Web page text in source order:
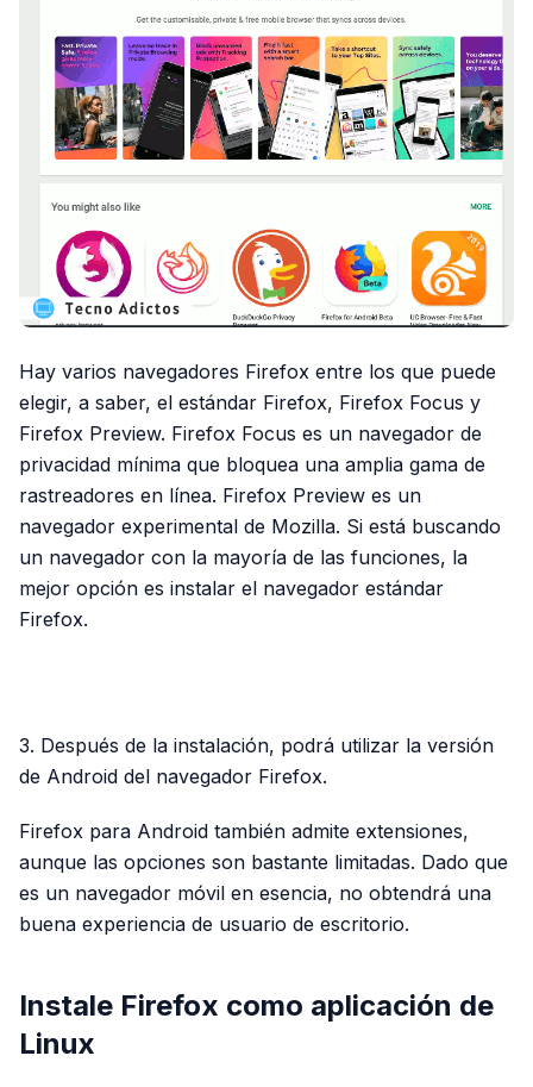
Hay varios navegadores Firefox entre los que puede
elegir, a saber, el estándar Firefox, Firefox Focus y
Firefox Preview. Firefox Focus es un navegador de
privacidad mínima que bloquea una amplia gama de
rastreadores en línea. Firefox Preview es un
navegador experimental de Mozilla. Si está buscando
un navegador con la mayoría de las funciones, la
mejor opción es instalar el navegador estándar
Firefox.
3. Después de la instalación, podrá utilizar la versión
de Android del navegador Firefox.
Firefox para Android también admite extensiones,
aunque las opciones son bastante limitadas. Dado que
es un navegador móvil en esencia, no obtendrá una
buena experiencia de usuario de escritorio.
Instale Firefox como aplicación de
Linux